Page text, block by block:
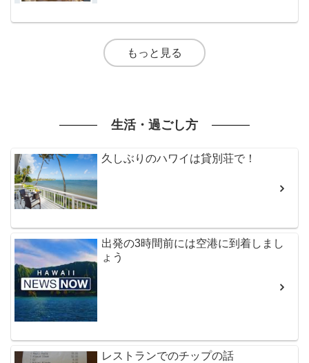
もっと見る
生活・過ごし方
久しぶりのハワイは貸別荘で！
出発の3時間前には空港に到着しまし
ょう
レストランでのチップの話